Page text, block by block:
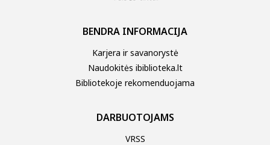
BENDRA INFORMACIJA
Karjera ir savanorystė
Naudokitės ibiblioteka.lt
Bibliotekoje rekomenduojama
DARBUOTOJAMS
VRSS